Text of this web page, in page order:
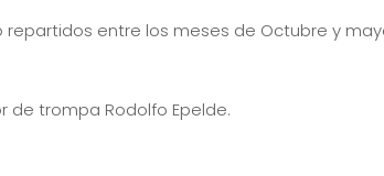
entre los meses de Octubre y
de trompa Rodolfo Epelde.